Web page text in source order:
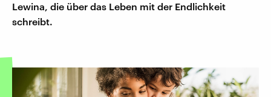
Lewina, die über das Leben mit der Endlichkeit
schreibt.